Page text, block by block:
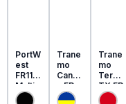
PortW
est
FR11
Multi
Norm
Trane
mo
Cante
x FR
MultiN
Trane
mo
Tera
TX FR
leicht